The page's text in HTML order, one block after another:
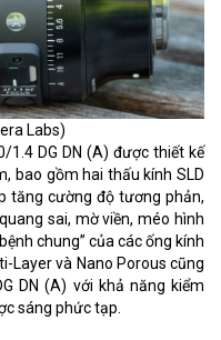
Labs)
1.4 DG DN (A) được thiết kế
bao gồm hai thấu kính SLD
tăng cường độ tương phản,
sai, mờ viền, méo hình
chung” của các ống kính
Layer và Nano Porous cũng
DN (A) với khả năng kiểm
sáng phức tạp.